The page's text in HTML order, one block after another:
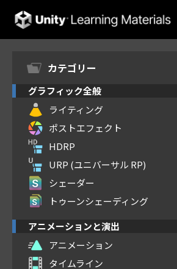
Unity Learning Materials
カテゴリー
グラフィック全般
ライティング
ポストエフェクト
HDRP
URP (ユニバーサル RP)
シェーダー
トゥーンシェーディング
アニメーションと演出
アニメーション
タイムライン